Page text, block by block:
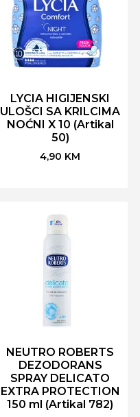
LYCIA HIGIJENSKI
ULOŠCI SA KRILCIMA
NOĆNI X 10 (Artikal
50)
4,90 KM
NEUTRO ROBERTS
DEZODORANS
SPRAY DELICATO
EXTRA PROTECTION
150 ml (Artikal 782)